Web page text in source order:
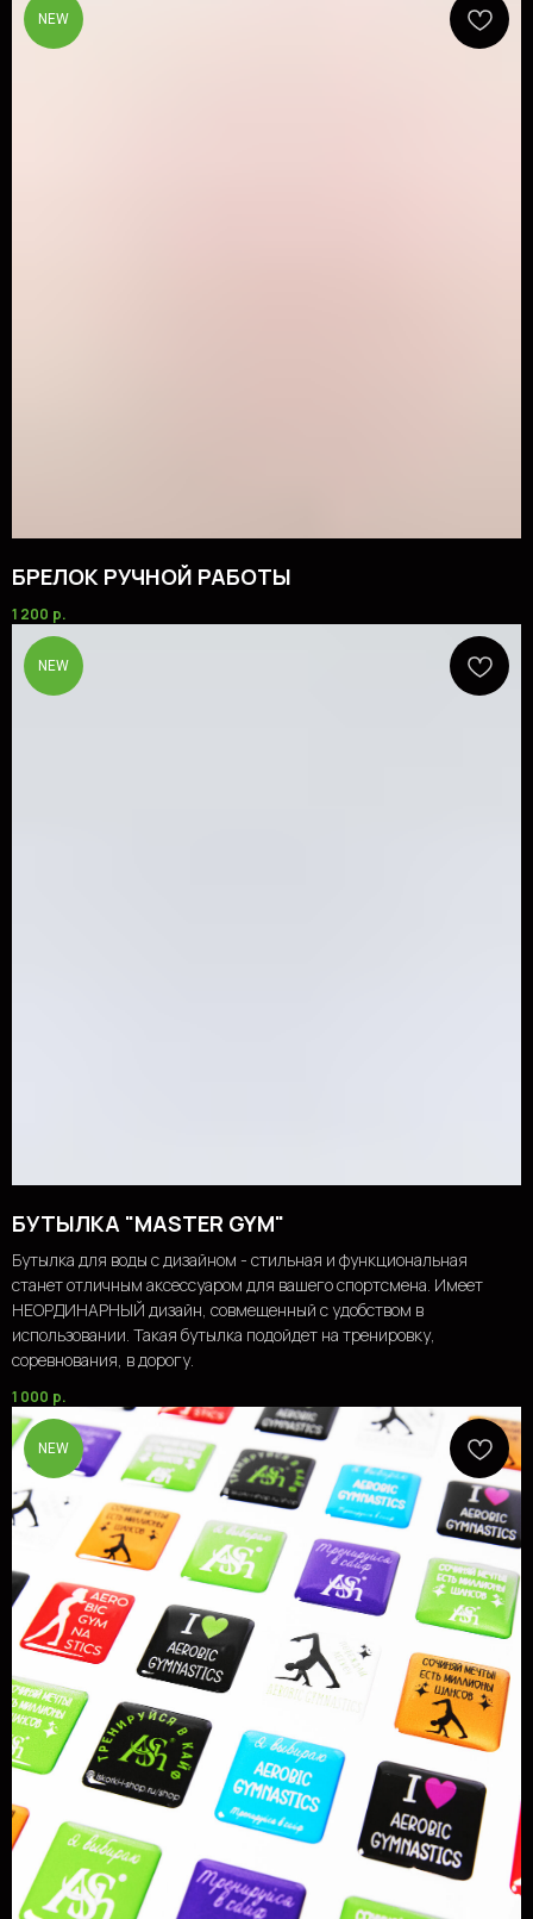
NEW
БРЕЛОК РУЧНОЙ РАБОТЫ
1 200 р.
NEW
БУТЫЛКА "MASTER GYM"
Бутылка для воды с дизайном - стильная и функциональная
станет отличным аксессуаром для вашего спортсмена. Имеет
НЕОРДИНАРНЫЙ дизайн, совмещенный с удобством в
использовании. Такая бутылка подойдет на тренировку,
соревнования, в дорогу.
1 000 р.
NEW